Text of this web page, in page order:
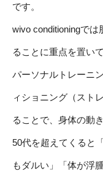
です。
wivo conditioningで
ることに重点を置い
パーソナルトレーニ
ィショニング（スト
ることで、身体の動
50代を超えてくると
もダルい」「体が浮